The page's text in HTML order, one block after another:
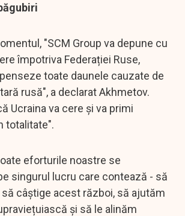
"SCM Group va depune cu
împotriva Federației Ruse,
toate daunele cauzate de
rusă", a declarat Akhmetov.
Ucraina va cere și va primi
totalitate".
eforturile noastre se
singurul lucru care contează - să
câștige acest război, să ajutăm
și să le alinăm